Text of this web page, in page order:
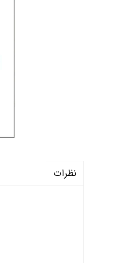
نظرات